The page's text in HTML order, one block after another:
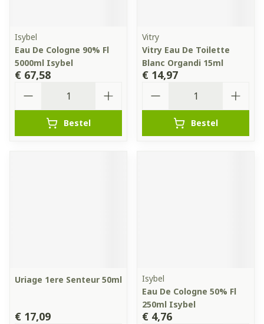
Isybel
Eau De Cologne 90% Fl
5000ml Isybel
€ 67,58
Bestel
Vitry
Vitry Eau De Toilette
Blanc Organdi 15ml
€ 14,97
Bestel
Uriage 1ere Senteur 50ml
€ 17,09
Isybel
Eau De Cologne 50% Fl
250ml Isybel
€ 4,76